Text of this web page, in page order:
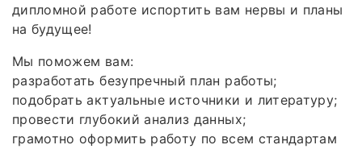
дипломной работе испортить вам нервы и планы
на будущее!
Мы поможем вам:
разработать безупречный план работы;
подобрать актуальные источники и литературу;
провести глубокий анализ данных;
грамотно оформить работу по всем стандартам